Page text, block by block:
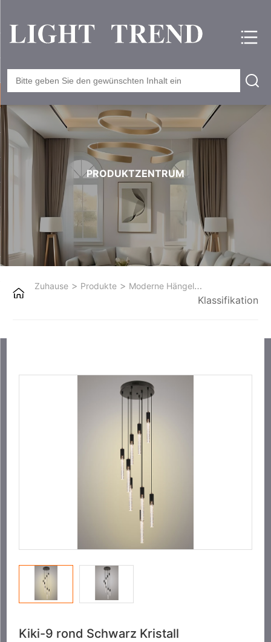
PRODUKTZENTRUM
Zuhause > Produkte > Moderne Hängeleuchten
Klassifikation
Kiki-9 rond Schwarz Kristall